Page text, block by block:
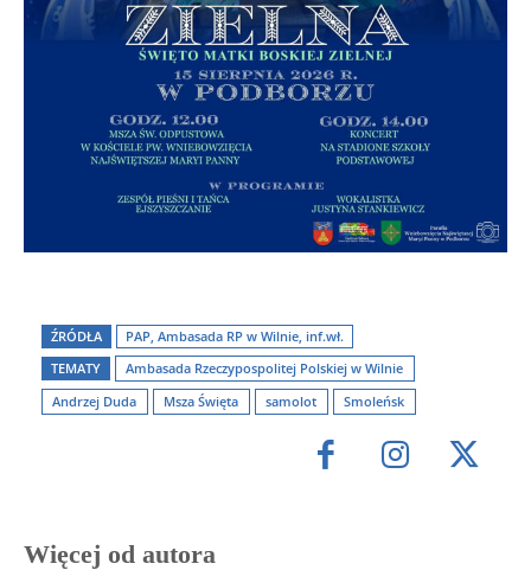
ŹRÓDŁA
PAP, Ambasada RP w Wilnie, inf.wł.
TEMATY
Ambasada Rzeczypospolitej Polskiej w Wilnie
Andrzej Duda
Msza Święta samolot Smoleńsk
Więcej od autora